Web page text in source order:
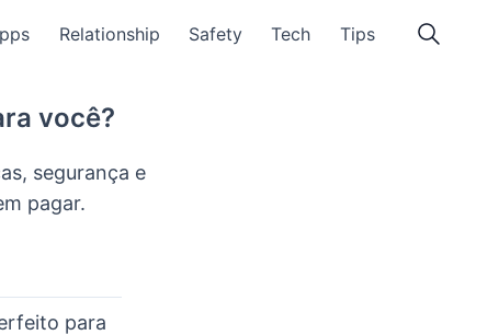
Relationship Safety Tech Tips
você?
segurança e
pagar.
para